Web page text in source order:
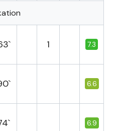
1 7.3
6.6
6.9